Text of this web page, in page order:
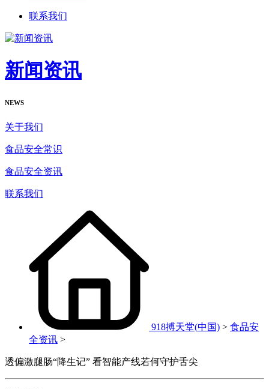
联系我们
新闻资讯
NEWS
关于我们
食品安全常识
食品安全资讯
联系我们
918搏天堂(中国) > 食品安
全资讯 >
透偏激腿肠“降生记” 看智能产线若何守护舌尖